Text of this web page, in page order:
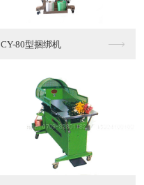
半自动PE捆绑机